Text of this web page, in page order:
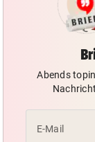
Abends
E-Mail